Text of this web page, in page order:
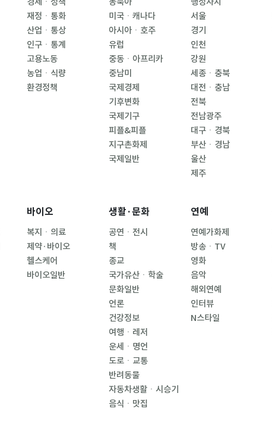
재정ㆍ통화
산업ㆍ통상
인구ㆍ통계
고용노동
농업ㆍ식량
환경정책
미국ㆍ캐나다
아시아ㆍ호주
유럽
중동ㆍ아프리카
중남미
국제경제
기후변화
국제기구
피플&피플
지구촌화제
국제일반
서울
경기
인천
강원
세종ㆍ충북
대전ㆍ충남
전북
전남광주
대구ㆍ경북
부산ㆍ경남
울산
제주
바이오
복지ㆍ의료
제약·바이오
헬스케어
바이오일반
생활·문화
공연ㆍ전시
책
종교
국가유산ㆍ학술
문화일반
언론
건강정보
여행ㆍ레저
운세ㆍ명언
도로ㆍ교통
반려동물
자동차생활ㆍ시승기
음식ㆍ맛집
연예
연예가화제
방송ㆍTV
영화
음악
해외연예
인터뷰
N스타일